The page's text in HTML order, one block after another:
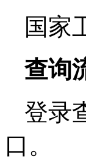
国家
查询
登录
口。